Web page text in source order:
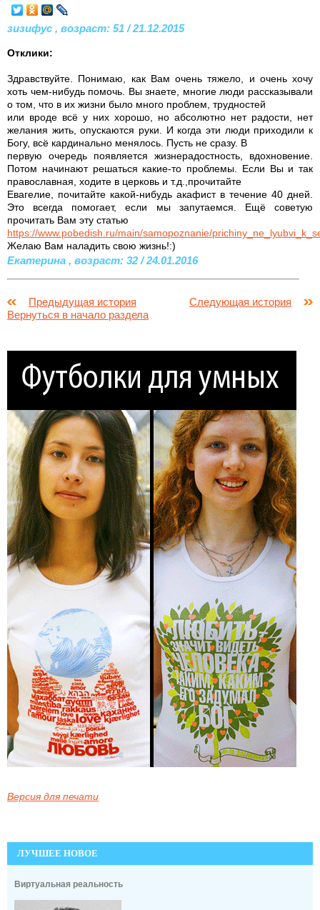
зизифус , возраст: 51 / 21.12.2015
Отклики:
Здравствуйте. Понимаю, как Вам очень тяжело, и очень хочу
хоть чем-нибудь помочь. Вы знаете, многие люди рассказывали
о том, что в их жизни было много проблем, трудностей
или вроде всё у них хорошо, но абсолютно нет радости, нет
желания жить, опускаются руки. И когда эти люди приходили к
Богу, всё кардинально менялось. Пусть не сразу. В
первую очередь появляется жизнерадостность, вдохновение.
Потом начинают решаться какие-то проблемы. Если Вы и так
православная, ходите в церковь и т.д.,прочитайте
Евагелие, почитайте какой-нибудь акафист в течение 40 дней.
Это всегда помогает, если мы запутаемся. Ещё советую
прочитать Вам эту статью
https://www.pobedish.ru/main/samopoznanie/
Желаю Вам наладить свою жизнь!:)
Екатерина , возраст: 32 / 24.01.2016
Предыдущая история
Следующая история
Вернуться в начало раздела
Версия для печати
ЛУЧШЕЕ НОВОЕ
Виртуальная реальность